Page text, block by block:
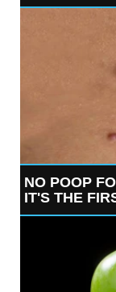
NO POOP
IT'S THE